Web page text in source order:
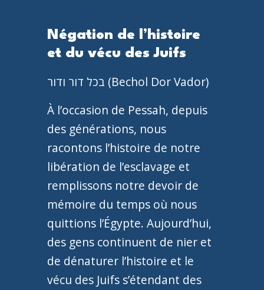
Négation de l’histoire
et du vécu des Juifs
בכל דור ודור (Bechol Dor Vador)
À l’occasion de Pessah, depuis
des générations, nous
racontons l’histoire de notre
libération de l’esclavage et
remplissons notre devoir de
mémoire du temps où nous
quittions l’Égypte. Aujourd’hui,
des gens continuent de nier et
de dénaturer l’histoire et le
vécu des Juifs s’étendant des